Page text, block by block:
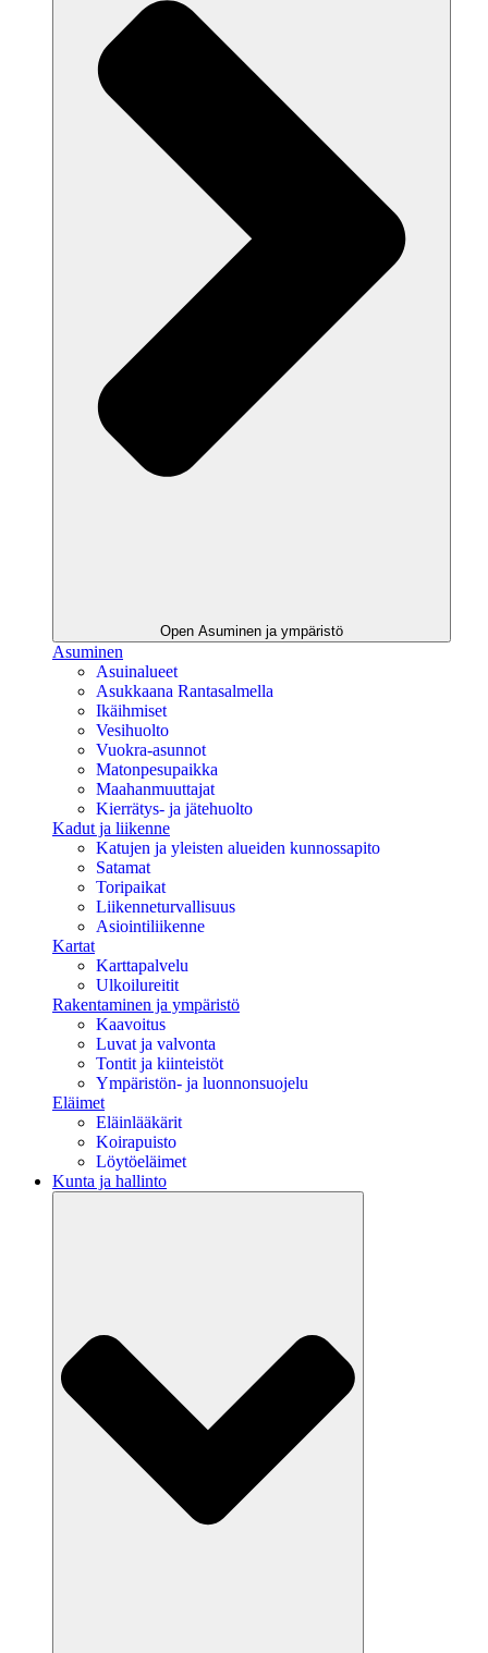
Open Asuminen ja ympäristö
Asuminen
Asuinalueet
Asukkaana Rantasalmella
Ikäihmiset
Vesihuolto
Vuokra-asunnot
Matonpesupaikka
Maahanmuuttajat
Kierrätys- ja jätehuolto
Kadut ja liikenne
Katujen ja yleisten alueiden kunnossapito
Satamat
Toripaikat
Liikenneturvallisuus
Asiointiliikenne
Kartat
Karttapalvelu
Ulkoilureitit
Rakentaminen ja ympäristö
Kaavoitus
Luvat ja valvonta
Tontit ja kiinteistöt
Ympäristön- ja luonnonsuojelu
Eläimet
Eläinlääkärit
Koirapuisto
Löytöeläimet
Kunta ja hallinto